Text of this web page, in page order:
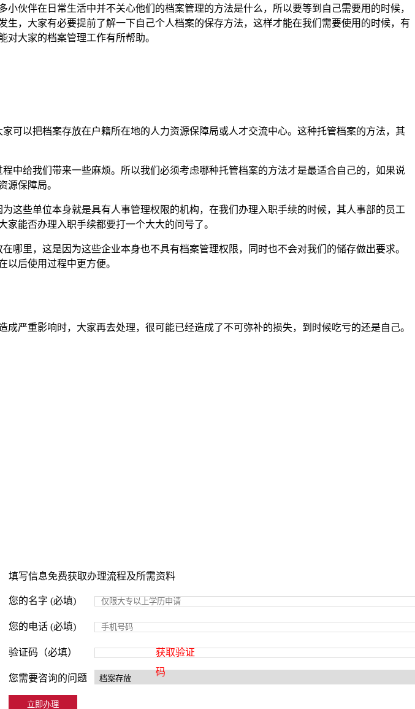
伙伴在日常生活中并不关心他们的档案管理的方法是什么，所以要等到自己需要用的时候，
，大家有必要提前了解一下自己个人档案的保存方法，这样才能在我们需要使用的时候，有
大家的档案管理工作有所帮助。
可以把档案存放在户籍所在地的人力资源保障局或人才交流中心。这种托管档案的方法，其
中给我们带来一些麻烦。所以我们必须考虑哪种托管档案的方法才是最适合自己的，如果说
源保障局。
这些单位本身就是具有人事管理权限的机构，在我们办理入职手续的时候，其人事部的员工
能否办理入职手续都要打一个大大的问号了。
里，这是因为这些企业本身也不具有档案管理权限，同时也不会对我们的储存做出要求。
后使用过程中更方便。
严重影响时，大家再去处理，很可能已经造成了不可弥补的损失，到时候吃亏的还是自己。
填写信息免费获取办理流程及所需资料
您的名字 (必填)
您的电话 (必填)
验证码（必填）
获取验证
码
您需要咨询的问题